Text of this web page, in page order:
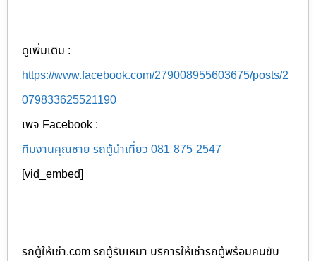
ดูเพิ่มเติม :
https://www.facebook.com/279008955603675/posts/2
079833625521190
เพจ Facebook :
ทีมงานคุณชาย รถตู้นำเที่ยว 081-875-2547
[vid_embed]
รถตู้ให้เช่า.com รถตู้รับเหมา บริการให้เช่ารถตู้พร้อมคนขับ